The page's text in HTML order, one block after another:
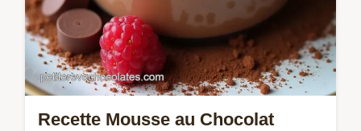
Recette Mousse au Chocolat